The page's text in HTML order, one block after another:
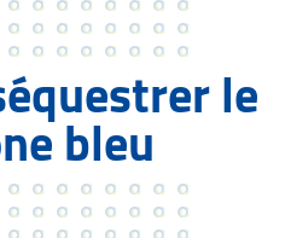
le
bleu